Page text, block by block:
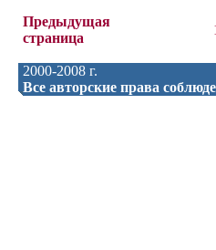
Предыдущая
страница
2000-2008 г.
Все авторские права